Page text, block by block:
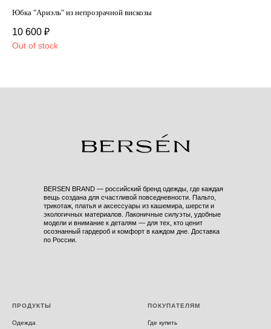
Юбка "Ариэль" из непрозрачной вискозы
10 600 ₽
Out of stock
BERSEN BRAND — российский бренд одежды, где каждая
вещь создана для счастливой повседневности. Пальто,
трикотаж, платья и аксессуары из кашемира, шерсти и
экологичных материалов. Лаконичные силуэты, удобные
модели и внимание к деталям — для тех, кто ценит
осознанный гардероб и комфорт в каждом дне. Доставка
по России.
ПРОДУКТЫ
Одежда
ПОКУПАТЕЛЯМ
Где купить